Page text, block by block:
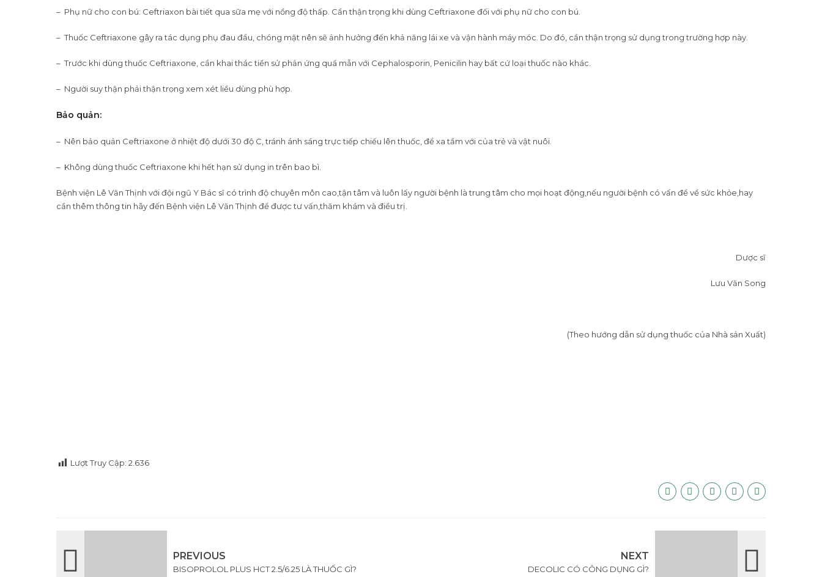
– Phụ nữ cho con bú: Ceftriaxon bài tiết qua sữa mẹ với nồng độ thấp. Cần thận trọng khi dùng Ceftriaxone đối với phụ nữ cho con bú.
– Thuốc Ceftriaxone gây ra tác dụng phụ đau đầu, chóng mặt nên sẽ ảnh hưởng đến khả năng lái xe và vận hành máy móc. Do đó, cần thận trọng sử dụng trong trường hợp này.
– Trước khi dùng thuốc Ceftriaxone, cần khai thác tiền sử phản ứng quá mẫn với Cephalosporin, Penicilin hay bất cứ loại thuốc nào khác.
– Người suy thận phải thận trọng xem xét liều dùng phù hợp.
Bảo quản:
– Nên bảo quản Ceftriaxone ở nhiệt độ dưới 30 độ C, tránh ánh sáng trực tiếp chiếu lên thuốc, để xa tầm với của trẻ và vật nuôi.
– Không dùng thuốc Ceftriaxone khi hết hạn sử dụng in trên bao bì.
Bệnh viện Lê Văn Thịnh với đội ngũ Y Bác sĩ có trình độ chuyên môn cao,tận tâm và luôn lấy người bệnh là trung tâm cho mọi hoạt động,nếu người bệnh có vấn đề về sức khỏe,hay
cần thêm thông tin hãy đến Bệnh viện Lê Văn Thịnh để được tư vấn,thăm khám và điều trị.
Dược sĩ
Lưu Văn Song
(Theo hướng dẫn sử dụng thuốc của Nhà sản Xuất)
Lượt Truy Cập: 2.636
PREVIOUS
BISOPROLOL PLUS HCT 2.5/6.25 LÀ THUỐC GÌ?
NEXT
DECOLIC CÓ CÔNG DỤNG GÌ?